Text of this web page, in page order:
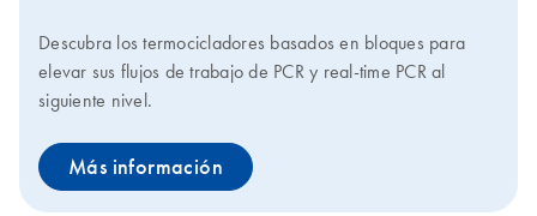
Descubra los termocicladores basados en bloques para
elevar sus flujos de trabajo de PCR y real-time PCR al
siguiente nivel.
Más información